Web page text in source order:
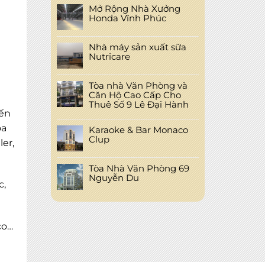
Mở Rộng Nhà Xưởng
Honda Vĩnh Phúc
Nhà máy sản xuất sữa
Nutricare
Tòa nhà Văn Phòng và
Căn Hộ Cao Cấp Cho
Thuê Số 9 Lê Đại Hành
Karaoke & Bar Monaco
Clup
Tòa Nhà Văn Phòng 69
Nguyễn Du